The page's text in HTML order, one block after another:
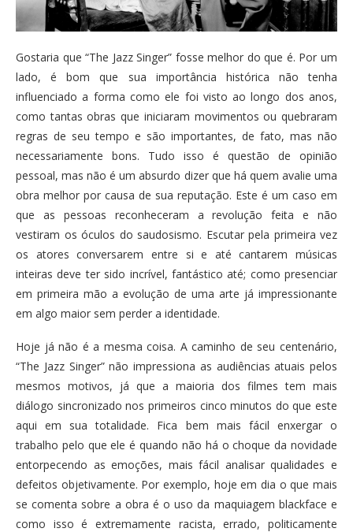
Gostaria que “The Jazz Singer” fosse melhor do que é. Por um
lado, é bom que sua importância histórica não tenha
influenciado a forma como ele foi visto ao longo dos anos,
como tantas obras que iniciaram movimentos ou quebraram
regras de seu tempo e são importantes, de fato, mas não
necessariamente bons. Tudo isso é questão de opinião
pessoal, mas não é um absurdo dizer que há quem avalie uma
obra melhor por causa de sua reputação. Este é um caso em
que as pessoas reconheceram a revolução feita e não
vestiram os óculos do saudosismo. Escutar pela primeira vez
os atores conversarem entre si e até cantarem músicas
inteiras deve ter sido incrível, fantástico até; como presenciar
em primeira mão a evolução de uma arte já impressionante
em algo maior sem perder a identidade.
Hoje já não é a mesma coisa. A caminho de seu centenário,
“The Jazz Singer” não impressiona as audiências atuais pelos
mesmos motivos, já que a maioria dos filmes tem mais
diálogo sincronizado nos primeiros cinco minutos do que este
aqui em sua totalidade. Fica bem mais fácil enxergar o
trabalho pelo que ele é quando não há o choque da novidade
entorpecendo as emoções, mais fácil analisar qualidades e
defeitos objetivamente. Por exemplo, hoje em dia o que mais
se comenta sobre a obra é o uso da maquiagem blackface e
como isso é extremamente racista, errado, politicamente